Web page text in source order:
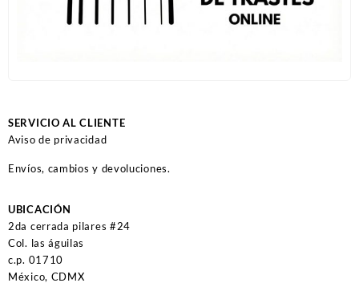
SERVICIO AL CLIENTE
Aviso de privacidad
Envíos, cambios y devoluciones.
UBICACIÓN
2da cerrada pilares #24
Col. las águilas
c.p. 01710
México, CDMX